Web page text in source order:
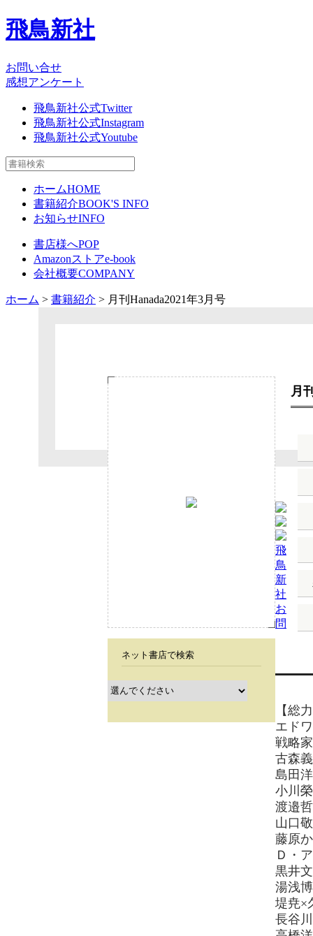
飛鳥新社
お問い合せ
感想アンケート
飛鳥新社公式Twitter
飛鳥新社公式Instagram
飛鳥新社公式Youtube
ホームHOME
書籍紹介BOOK'S INFO
お知らせINFO
書店様へPOP
Amazonストアe-book
会社概要COMPANY
ホーム > 書籍紹介 > 月刊Hanada2021年3月号
月
ネット書店で検索
【総
エド
戦略
古森
島田
小川
渡邉
山口
藤原
Ｄ・
黒井
湯浅
堤尭×
長谷
飛
鳥
新
社
お
問